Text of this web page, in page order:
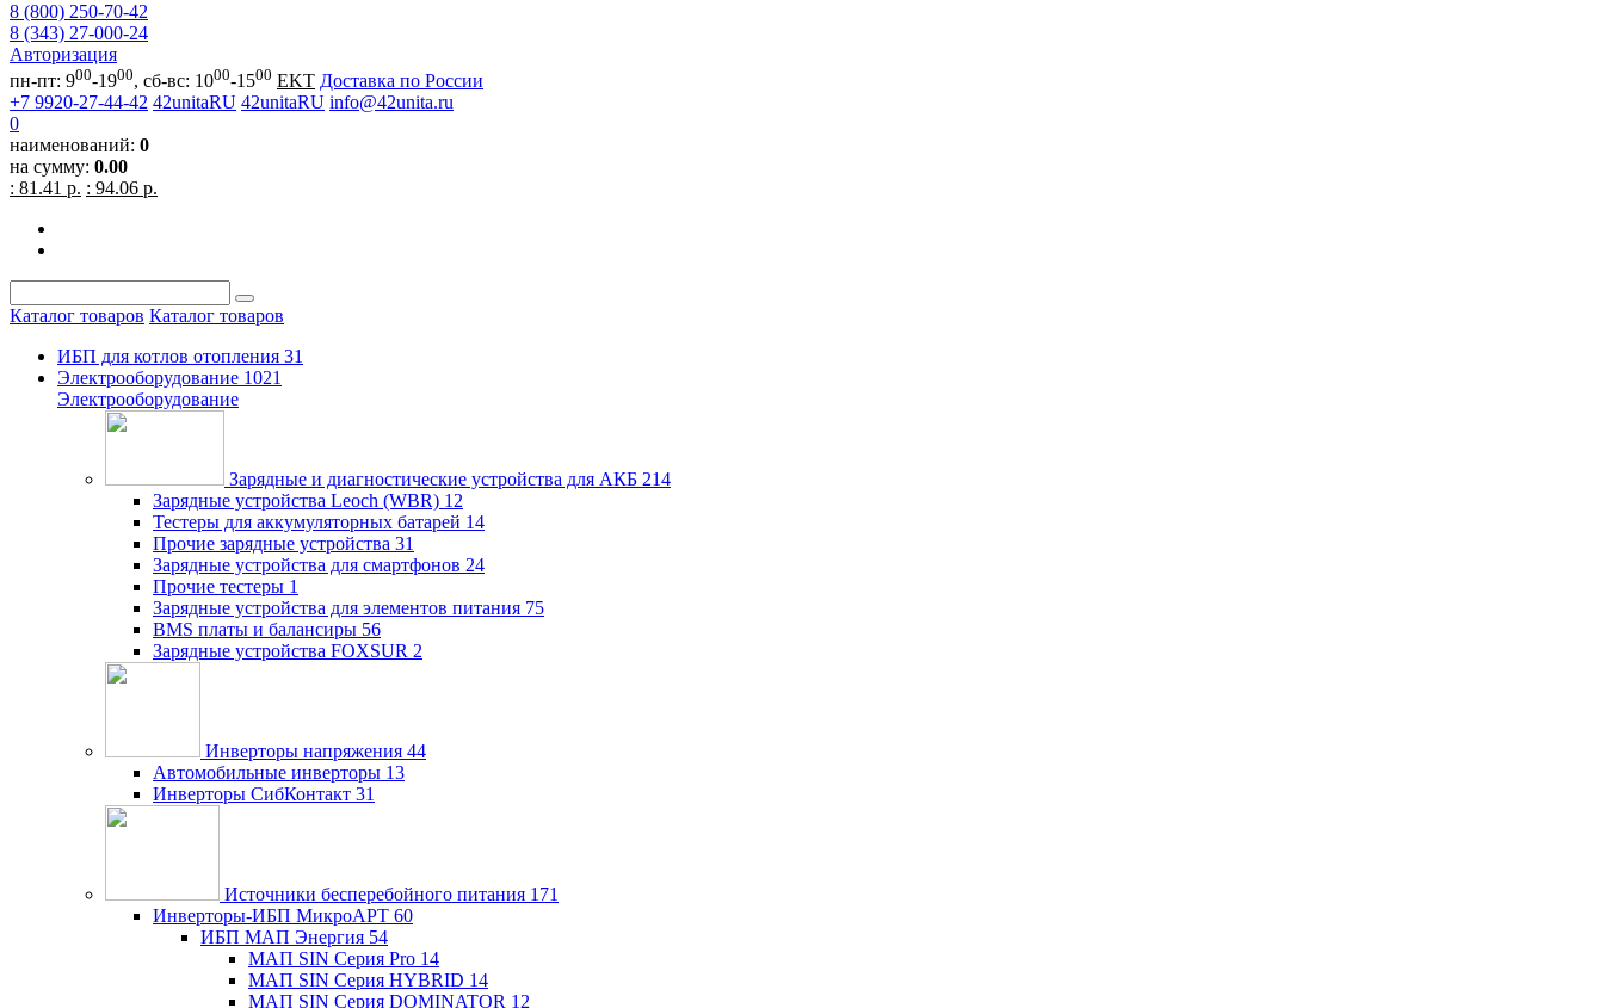
8 (800) 250-70-42
8 (343) 27-000-24
Авторизация
пн-пт: 900-1900, сб-вс: 1000-1500 EKT Доставка по России
+7 9920-27-44-42 42unitaRU 42unitaRU info@42unita.ru
0
наименований: 0
на сумму: 0.00
: 81.41 р. : 94.06 р.
Каталог товаров Каталог товаров
ИБП для котлов отопления 31
Электрооборудование 1021
Электрооборудование
Зарядные и диагностические устройства для АКБ 214
Зарядные устройства Leoch (WBR) 12
Тестеры для аккумуляторных батарей 14
Прочие зарядные устройства 31
Зарядные устройства для смартфонов 24
Прочие тестеры 1
Зарядные устройства для элементов питания 75
BMS платы и балансиры 56
Зарядные устройства FOXSUR 2
Инверторы напряжения 44
Автомобильные инверторы 13
Инверторы СибКонтакт 31
Источники бесперебойного питания 171
Инверторы-ИБП МикроАРТ 60
ИБП МАП Энергия 54
МАП SIN Серия Pro 14
МАП SIN Серия HYBRID 14
МАП SIN Серия DOMINATOR 12